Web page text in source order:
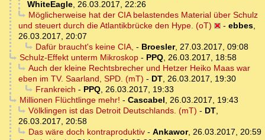
WhiteEagle, 26.03.2017, 22:26
Möglicherweise hat der CIA belastendes Material über Schulz
und steuert durch die Atlantikbrücke den Hype. (oT)
- ebbes,
26.03.2017, 20:07
Dafür braucht's keine CIA, - Broesler, 27.03.2017, 09:08
Schulz-Effekt unterm Mikroskop- PPQ, 26.03.2017, 18:58
Auch der kleine Rechtsbrecher und Hetzer Heiko Maas war
eben im TV. Saarland, SPD. (mT) - DT, 26.03.2017, 19:30
Frankreich - PPQ, 26.03.2017, 19:33
Millionen Flüchtlinge mehr! - Cascabel, 26.03.2017, 19:43
Völklingen ist das Detroit Deutschlands. (mT) - DT,
26.03.2017, 20:58
Das wäre doch kontraproduktiv- Ankawor, 26.03.2017, 20:59